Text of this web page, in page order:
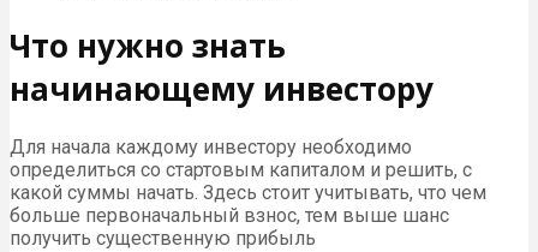
Что нужно знать
начинающему инвестору
Для начала каждому инвестору необходимо
определиться со стартовым капиталом и решить, с
какой суммы начать. Здесь стоит учитывать, что чем
больше первоначальный взнос, тем выше шанс
получить существенную прибыль